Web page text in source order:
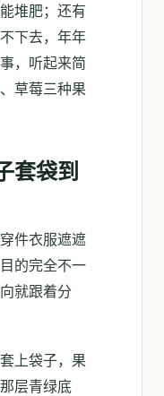
堆肥；还有
下去，年年
，听起来简
草莓三种果
套袋到
件衣服遮遮
的完全不一
就跟着分
上袋子，果
层青绿底